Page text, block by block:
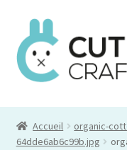
Aller
à
la
navigation
Aller
au
contenu
Commande
Accueil
organic-
64dde6ab6c99b.jpg